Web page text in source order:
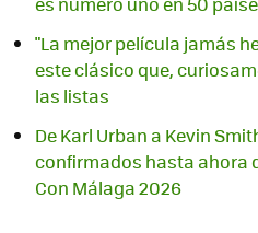
"La mejor película jamás
este clásico que,
las listas
De Karl Urban a Kevin
confirmados hasta ahora
Con Málaga 2026